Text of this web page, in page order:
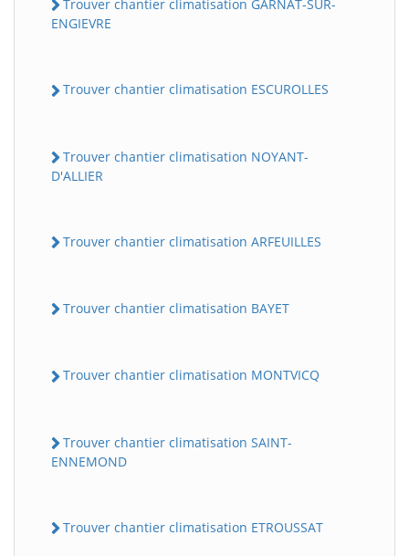
Trouver chantier climatisation GARNAT-SUR-
ENGIEVRE
Trouver chantier climatisation ESCUROLLES
Trouver chantier climatisation NOYANT-
D'ALLIER
Trouver chantier climatisation ARFEUILLES
Trouver chantier climatisation BAYET
Trouver chantier climatisation MONTVICQ
Trouver chantier climatisation SAINT-
ENNEMOND
Trouver chantier climatisation ETROUSSAT
B Assistant en ligne